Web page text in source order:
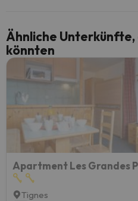
Ähnliche
könnten
Tignes